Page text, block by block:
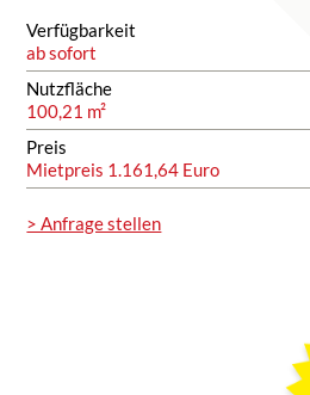
Verfügbarkeit
ab sofort
Nutzfläche
100,21 m²
Preis
Mietpreis 1.161,64 Euro
> Anfrage stellen